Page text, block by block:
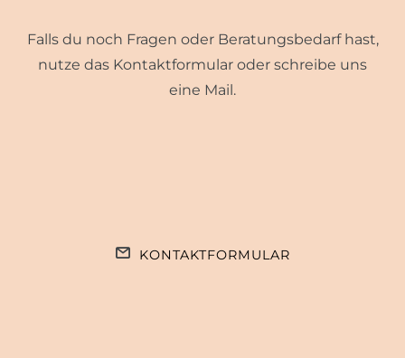
Falls du noch Fragen oder Beratungsbedarf hast,
nutze das Kontaktformular oder schreibe uns
eine Mail.
KONTAKTFORMULAR